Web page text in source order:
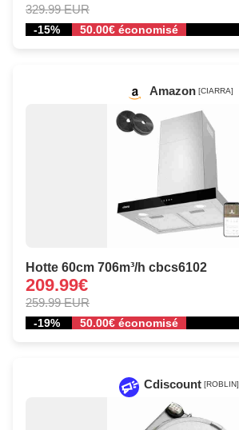
329.99 EUR
-15% 50.00€ économisé
Amazon [CIARRA]
Hotte 60cm 706m³/h cbcs6102
209.99€
259.99 EUR
-19% 50.00€ économisé
Cdiscount [ROBLIN]